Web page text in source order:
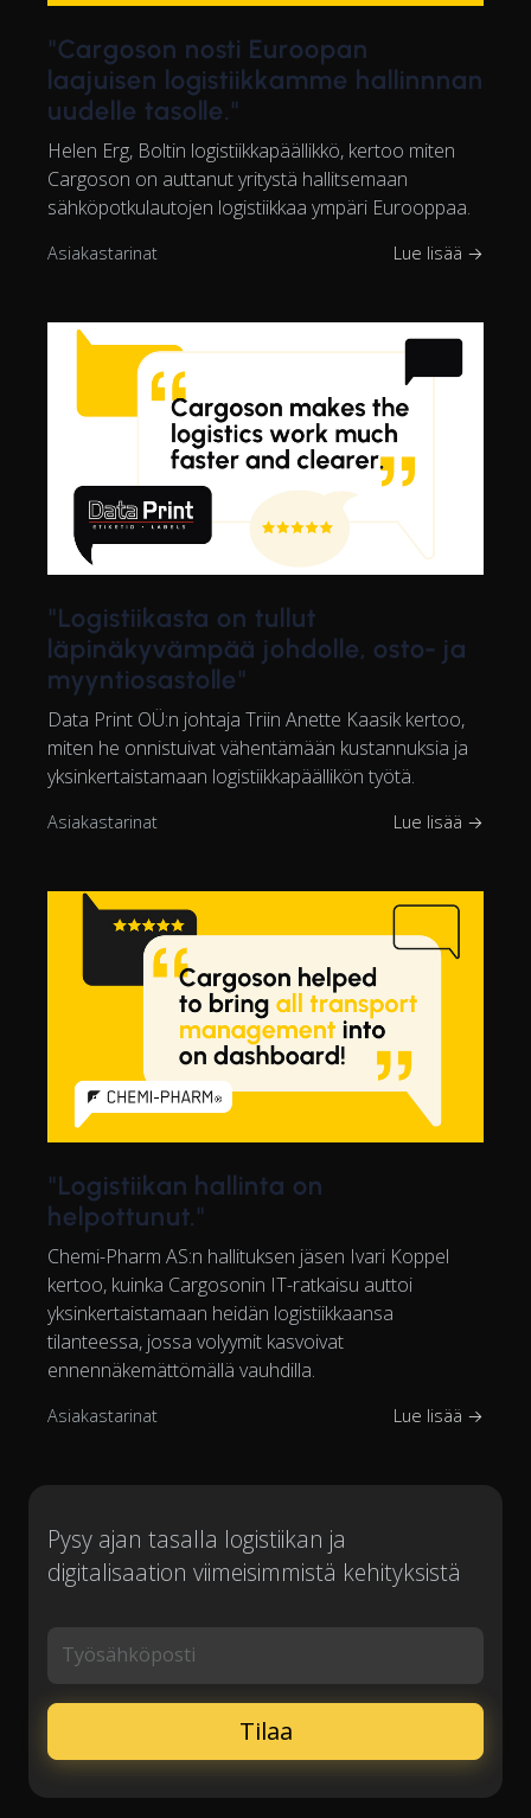
"Cargoson nosti Euroopan
laajuisen logistiikkamme hallinnnan
uudelle tasolle."
Helen Erg, Boltin logistiikkapäällikkö, kertoo miten
Cargoson on auttanut yritystä hallitsemaan
sähköpotkulautojen logistiikkaa ympäri Eurooppaa.
Asiakastarinat Lue lisää →
"Logistiikasta on tullut
läpinäkyvämpää johdolle, osto- ja
myyntiosastolle"
Data Print OÜ:n johtaja Triin Anette Kaasik kertoo,
miten he onnistuivat vähentämään kustannuksia ja
yksinkertaistamaan logistiikkapäällikön työtä.
Asiakastarinat Lue lisää →
"Logistiikan hallinta on
helpottunut."
Chemi-Pharm AS:n hallituksen jäsen Ivari Koppel
kertoo, kuinka Cargosonin IT-ratkaisu auttoi
yksinkertaistamaan heidän logistiikkaansa
tilanteessa, jossa volyymit kasvoivat
ennennäkemättömällä vauhdilla.
Asiakastarinat Lue lisää →
Pysy ajan tasalla logistiikan ja
digitalisaation viimeisimmistä kehityksistä
Työsähköposti